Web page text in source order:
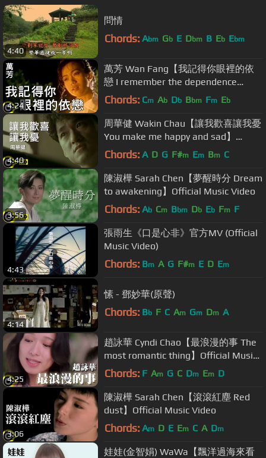
4:40
問情
Chords: Abm Gb E Dbm B Eb Ebm
4:24
萬芳 Wan Fang【我記得你眼裡的依
戀 I remember the dependence
revealed by your eyes】Official Music
Chords: Cm Ab Db Bbm Fm Eb
4:40
周華健 Wakin Chau【讓我歡喜讓我憂
You make me happy and sad】
Official Music Video
Chords: A D G F#m Em Bm C
3:56
陳淑樺 Sarah Chen【夢醒時分 Dream
to awakening】Official Music Video
Chords: Ab Cm Bbm Db Eb Fm F
4:43
張雨生《口是心非》官方MV (Official
Music Video)
Chords: Bm A G F#m E D Em
4:14
愫 - 鄧妙華(原聲)
Chords: Bb F C Am Gm Dm A
4:25
趙詠華 Cyndi Chao【最浪漫的事 The
most romantic thing】Official Music
Video
Chords: F Am G C Dm Em D
3:06
陳淑樺 Sarah Chen【滾滾紅塵 Red
dust】Official Music Video
Chords: Am D E Em C A Dm
娃娃(金智娟) WaWa【飄洋過海來看